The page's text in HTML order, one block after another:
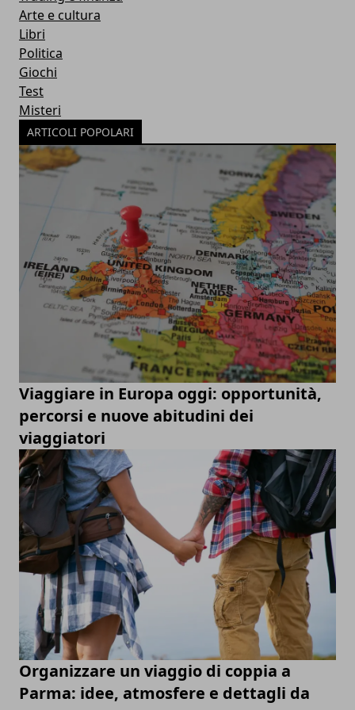
Arte e cultura
Libri
Politica
Giochi
Test
Misteri
ARTICOLI POPOLARI
Viaggiare in Europa oggi: opportunità,
percorsi e nuove abitudini dei
viaggiatori
Organizzare un viaggio di coppia a
Parma: idee, atmosfere e dettagli da